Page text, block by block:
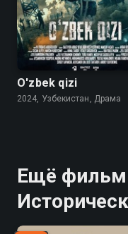
O'zbek qizi
2024, Узбекистан, Драма
Ещё